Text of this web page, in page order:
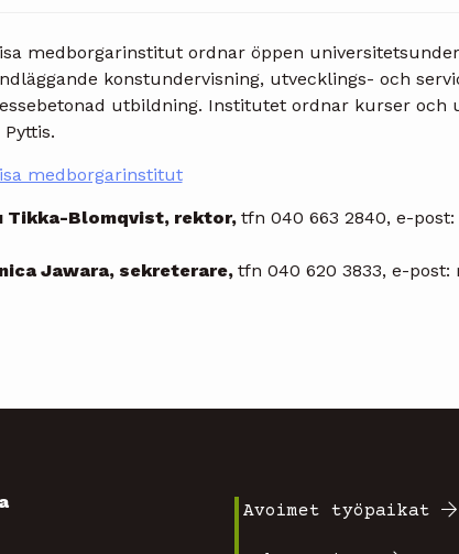
medborgarinstitut ordnar öppen
konstundervisning, utvecklings- och
utbildning. Institutet ordnar kurser och
medborgarinstitut
Tikka-Blomqvist, rektor, tfn 040 663 2840, e-
Jawara, sekreterare, tfn 040 620 3833, e-post:
Avoimet työpaikat